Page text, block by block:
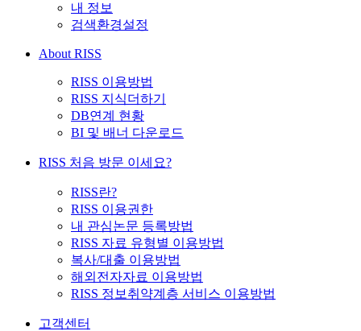
내 정보
검색환경설정
About RISS
RISS 이용방법
RISS 지식더하기
DB연계 현황
BI 및 배너 다운로드
RISS 처음 방문 이세요?
RISS란?
RISS 이용권한
내 관심논문 등록방법
RISS 자료 유형별 이용방법
복사/대출 이용방법
해외전자자료 이용방법
RISS 정보취약계층 서비스 이용방법
고객센터